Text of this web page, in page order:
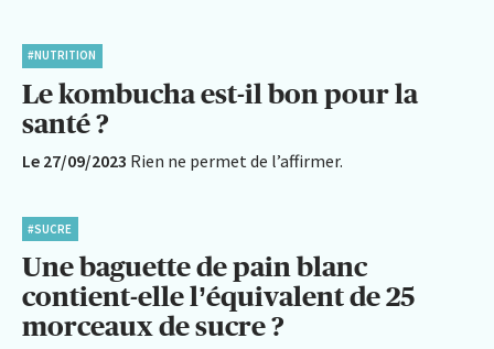
#NUTRITION
Le kombucha est-il bon pour la
santé ?
Le 27/09/2023 Rien ne permet de l’affirmer.
#SUCRE
Une baguette de pain blanc
contient-elle l’équivalent de 25
morceaux de sucre ?